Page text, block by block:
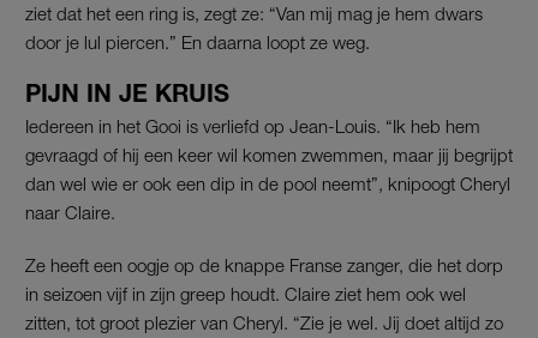
ziet dat het een ring is, zegt ze: “Van mij mag je hem dwars
door je lul piercen.” En daarna loopt ze weg.
PIJN IN JE KRUIS
Iedereen in het Gooi is verliefd op Jean-Louis. “Ik heb hem
gevraagd of hij een keer wil komen zwemmen, maar jij begrijpt
dan wel wie er ook een dip in de pool neemt”, knipoogt Cheryl
naar Claire.
Ze heeft een oogje op de knappe Franse zanger, die het dorp
in seizoen vijf in zijn greep houdt. Claire ziet hem ook wel
zitten, tot groot plezier van Cheryl. “Zie je wel. Jij doet altijd zo